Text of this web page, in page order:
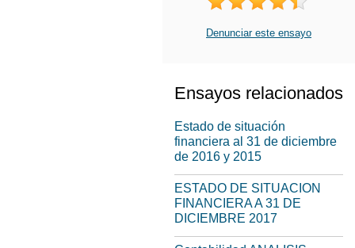
Denunciar este ensayo
Ensayos relacionados
Estado de situación
financiera al 31 de diciembre
de 2016 y 2015
ESTADO DE SITUACION
FINANCIERA A 31 DE
DICIEMBRE 2017